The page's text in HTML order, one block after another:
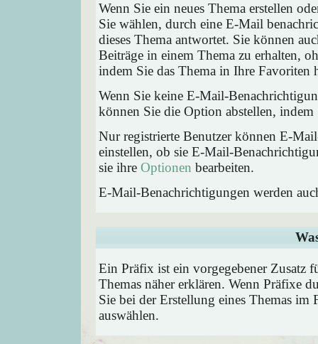
Wenn Sie ein neues Thema erstellen
Sie wählen, durch eine E-Mail
dieses Thema antwortet. Sie können
Beiträge in einem Thema zu erhalten,
indem Sie das Thema in Ihre Favoriten
Wenn Sie keine E-Mail-
können Sie die Option abstellen,
Nur registrierte Benutzer können E-
einstellen, ob sie E-Mail-
sie ihre Optionen bearbeiten.
E-Mail-Benachrichtigungen werden
Ein Präfix ist ein vorgegebener Zusatz
Themas näher erklären. Wenn Präfixe
Sie bei der Erstellung eines Themas
auswählen.